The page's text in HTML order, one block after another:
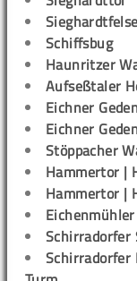
Schiffsbug
Haunritzer
Aufseßtaler
Eichner
Eichner
Stöppacher
Hammertor |
Hammertor |
Schirradorfer
Schirradorfer